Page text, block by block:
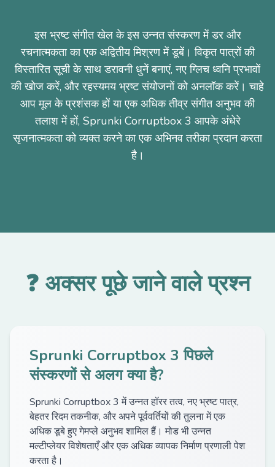
इस भ्रष्ट संगीत खेल के इस उन्नत संस्करण में डर और
रचनात्मकता का एक अद्वितीय मिश्रण में डूबें। विकृत पात्रों की
विस्तारित सूची के साथ डरावनी धुनें बनाएं, नए ग्लिच ध्वनि प्रभावों
की खोज करें, और रहस्यमय भ्रष्ट संयोजनों को अनलॉक करें। चाहे
आप मूल के प्रशंसक हों या एक अधिक तीव्र संगीत अनुभव की
तलाश में हों, Sprunki Corruptbox 3 आपके अंधेरे
सृजनात्मकता को व्यक्त करने का एक अभिनव तरीका प्रदान करता
है।
❓ अक्सर पूछे जाने वाले प्रश्न
Sprunki Corruptbox 3 पिछले
संस्करणों से अलग क्या है?
Sprunki Corruptbox 3 में उन्नत हॉरर तत्व, नए भ्रष्ट पात्र,
बेहतर रिदम तकनीक, और अपने पूर्ववर्तियों की तुलना में एक
अधिक डूबे हुए गेमप्ले अनुभव शामिल हैं। मोड भी उन्नत
मल्टीप्लेयर विशेषताएँ और एक अधिक व्यापक निर्माण प्रणाली पेश
करता है।